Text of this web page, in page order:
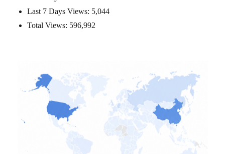
Last 7 Days Views: 5,044
Total Views: 596,992